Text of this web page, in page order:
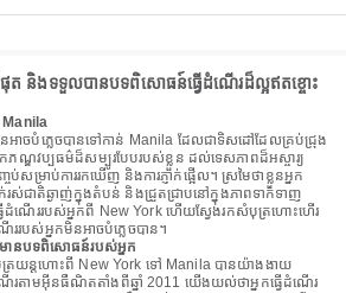
ផុត និងទទួលបានបទពិសោធន៍ធ្វើដំណើរដ៏ល្អឥតខ្ចោះ
Manila
អាចបំភ្លេចបានទៅកាន់ Manila ដែលជាទិសដៅដែលគ្រប់ជ្រុង
ភណ្ឌវប្បធម៌ដ៏សម្បូរបែបរបស់ខ្លួន ដល់ទេសភាពដ៏អស្ចារ្យ
ប់សម្រាប់ការរកឃើញ និងការភ្ញាក់ផ្អើល។ ស្រមៃថាខ្លួនអ្នក
ក់រស់ជាតិឆ្ងាញ់ក្នុងតំបន់ និងជ្រួតជ្រាបនៅក្នុងភាពទាក់ទាញ
ើដំណើររបស់អ្នកពី New York ហើយស្វែងរកសំបុត្រហោះហើរ
ណើររបស់អ្នកមិនអាចបំភ្លេចបាន។
ានបទពិសោធន៍របស់អ្នក
រយន្តហោះពី New York ទៅ Manila បានយ៉ាងងាយ
ណើរតាមអ៊ីនធឺណិតតាំងពីឆ្នាំ 2011 យើងយល់ថាអ្នកធ្វើដំណើរ